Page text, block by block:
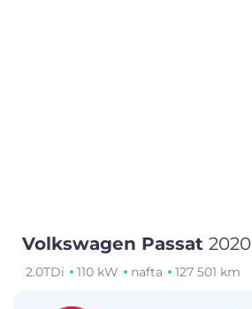
Volkswagen Passat2020
2.0TDi 110 kW nafta 127 501 km